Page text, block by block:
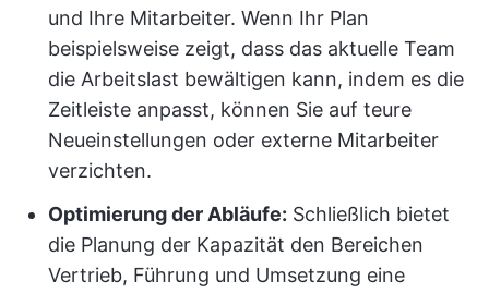
und Ihre Mitarbeiter. Wenn Ihr Plan
beispielsweise zeigt, dass das aktuelle Team
die Arbeitslast bewältigen kann, indem es die
Zeitleiste anpasst, können Sie auf teure
Neueinstellungen oder externe Mitarbeiter
verzichten.
Optimierung der Abläufe: Schließlich bietet
die Planung der Kapazität den Bereichen
Vertrieb, Führung und Umsetzung eine